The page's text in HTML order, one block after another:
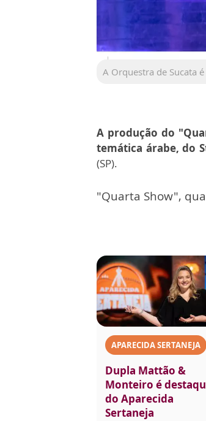
A Orquestra de Sucata
A produção do
temática árabe, do
(SP).
"Quarta Show",
APARECIDA SERTANEJA
Dupla Mattão &
Monteiro é
do Aparecida
Sertaneja